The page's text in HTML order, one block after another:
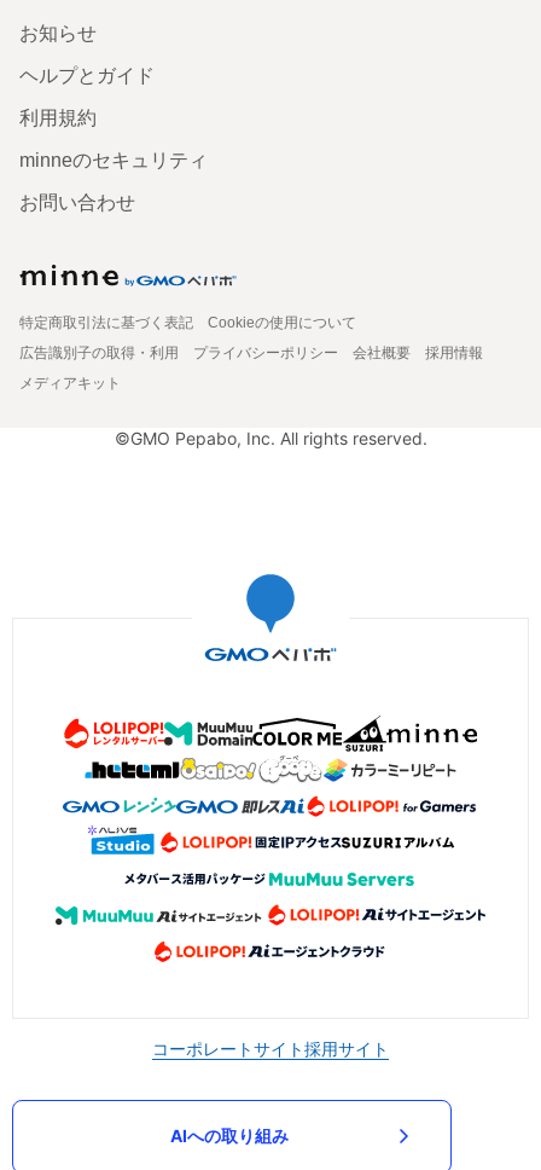
お知らせ
ヘルプとガイド
利用規約
minneのセキュリティ
お問い合わせ
特定商取引法に基づく表記
Cookieの使用について
広告識別子の取得・利用
プライバシーポリシー 会社概要
採用情報
メディアキット
©GMO Pepabo, Inc. All rights reserved.
コーポレートサイト採用サイト
AIへの取り組み